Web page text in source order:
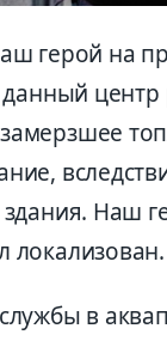
герой на
здания. Наш
локализован.
в